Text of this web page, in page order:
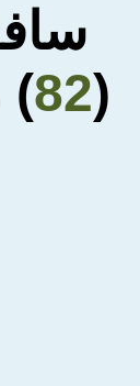
(
82
)